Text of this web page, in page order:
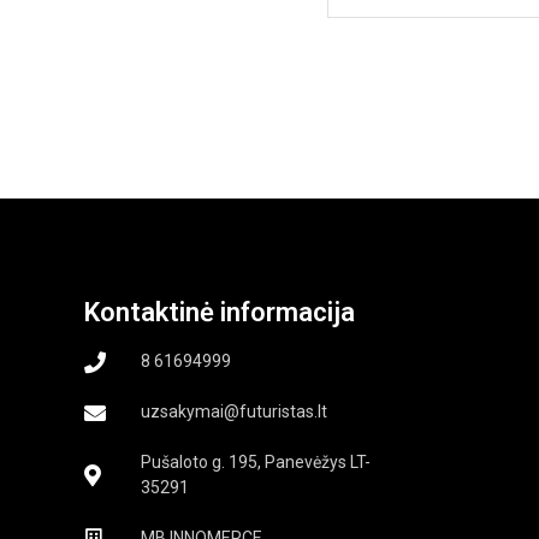
Kontaktinė informacija
8 61694999
uzsakymai@futuristas.lt
Pušaloto g. 195, Panevėžys LT-
35291